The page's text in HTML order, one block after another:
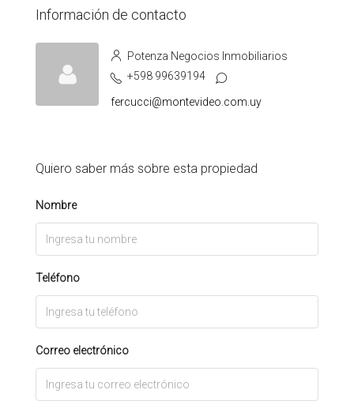
Información de contacto
Potenza Negocios Inmobiliarios
+598 99639194
fercucci@montevideo.com.uy
Quiero saber más sobre esta propiedad
Nombre
Teléfono
Correo electrónico